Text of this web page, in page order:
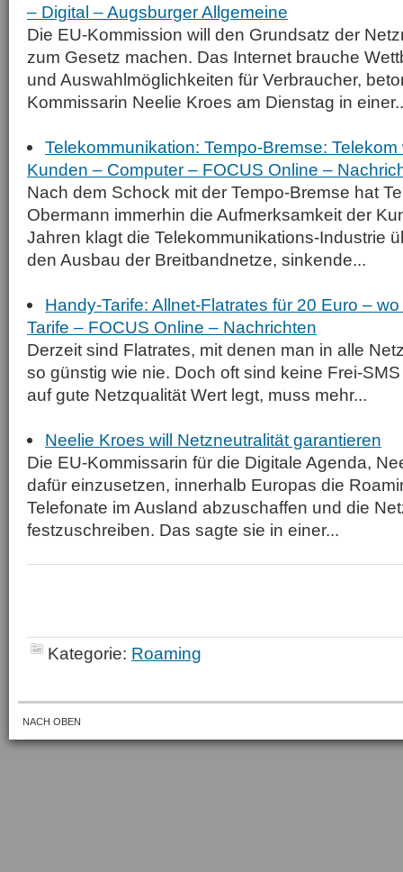
– Digital – Augsburger Allgemeine
Die EU-Kommission will den Grundsatz der
zum Gesetz machen. Das Internet brauche
und Auswahlmöglichkeiten für Verbraucher,
Kommissarin Neelie Kroes am Dienstag in
Telekommunikation: Tempo-Bremse:
Kunden – Computer – FOCUS Online –
Nach dem Schock mit der Tempo-Bremse hat
Obermann immerhin die Aufmerksamkeit der
Jahren klagt die Telekommunikations-Industrie
den Ausbau der Breitbandnetze, sinkende...
Handy-Tarife: Allnet-Flatrates für 20 Euro –
Tarife – FOCUS Online – Nachrichten
Derzeit sind Flatrates, mit denen man in alle
so günstig wie nie. Doch oft sind keine Frei-
auf gute Netzqualität Wert legt, muss mehr...
Neelie Kroes will Netzneutralität garantieren
Die EU-Kommissarin für die Digitale Agenda,
dafür einzusetzen, innerhalb Europas die
Telefonate im Ausland abzuschaffen und die
festzuschreiben. Das sagte sie in einer...
Kategorie: Roaming
NACH OBEN